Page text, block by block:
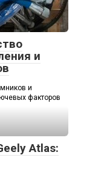
и
и
факторов
Atlas: